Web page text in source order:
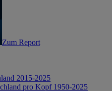
Zum Report
2015-2025
pro Kopf 1950-2025